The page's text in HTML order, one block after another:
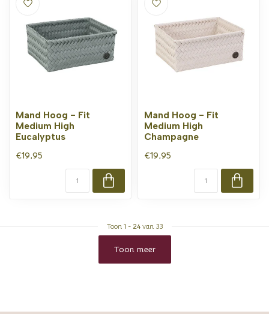
Mand Hoog - Fit
Medium High
Eucalyptus
€19,95
Mand Hoog - Fit
Medium High
Champagne
€19,95
Toon 1 - 24van 33
Toon meer